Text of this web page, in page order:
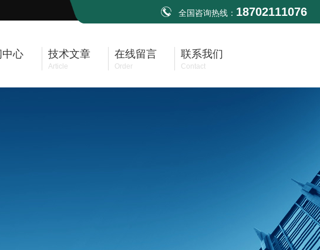
全国咨询热线： 18702111076
中心 技术文章
Article
在线留言
Order
联系我们
Contact